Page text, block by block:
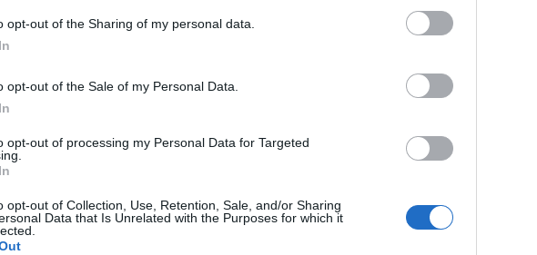
opt-out of the Sharing of my personal data.
opt-out of the Sale of my Personal Data.
opt-out of processing my Personal Data for Targeted
opt-out of Collection, Use, Retention, Sale, and/or Sharing
Data that Is Unrelated with the Purposes for which it
Magdi - A legjobb
kategória
Radics Gigi - A legjobb
GLAMOUR WOMEN
WOMEN OF THE
WOMEN OF THE